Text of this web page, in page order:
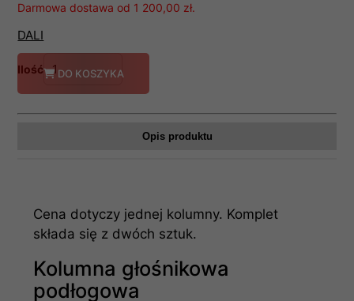
Darmowa dostawa od 1 200,00 zł.
DALI
Ilość DO KOSZYKA
Opis produktu
Cena dotyczy jednej kolumny. Komplet
składa się z dwóch sztuk.
Kolumna głośnikowa
podłogowa